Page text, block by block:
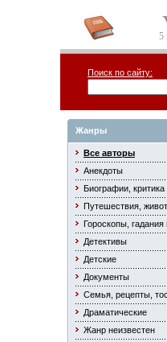
5
Поиск по сайту:
Жанры
Все авторы
Анекдоты
Биографии, критика
Путешествия,
Гороскопы, гадания
Детективы
Детские
Документы
Семья, рецепты,
Драматические
Жанр неизвестен